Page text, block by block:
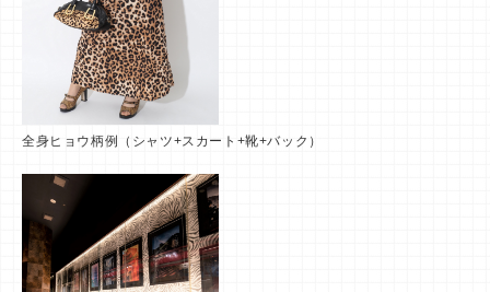
全身ヒョウ柄例（シャツ+スカート+靴+バック）